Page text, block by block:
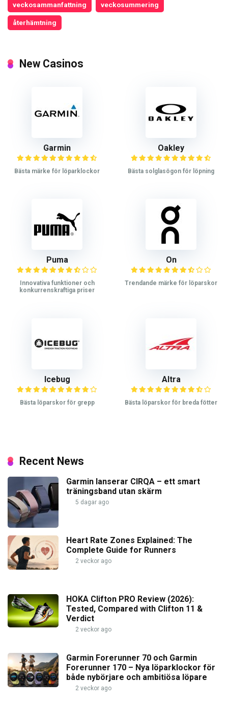
veckosammanfattning veckosummering
återhämtning
New Casinos
Garmin
Bästa märke för löparklockor
Oakley
Bästa solglasögon för löpning
Puma
Innovativa funktioner och
konkurrenskraftiga priser
On
Trendande märke för löparskor
Icebug
Bästa löparskor för grepp
Altra
Bästa löparskor för breda fötter
Recent News
Garmin lanserar CIRQA – ett smart
träningsband utan skärm
5 dagar ago
Heart Rate Zones Explained: The
Complete Guide for Runners
2 veckor ago
HOKA Clifton PRO Review (2026):
Tested, Compared with Clifton 11 &
Verdict
2 veckor ago
Garmin Forerunner 70 och Garmin
Forerunner 170 – Nya löparklockor för
både nybörjare och ambitiösa löpare
2 veckor ago